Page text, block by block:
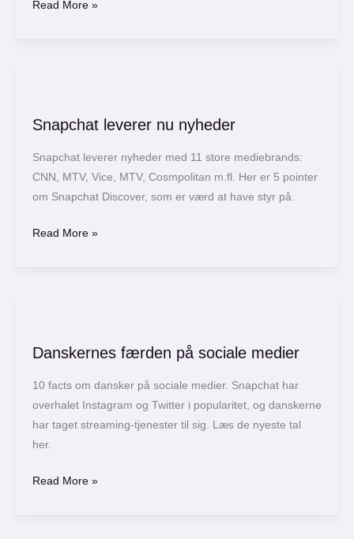
Read More »
Snapchat leverer nu nyheder
Snapchat leverer nyheder med 11 store mediebrands:
CNN, MTV, Vice, MTV, Cosmpolitan m.fl. Her er 5 pointer
om Snapchat Discover, som er værd at have styr på.
nu
Read More »
Danskernes færden på sociale medier
10 facts om dansker på sociale medier. Snapchat har
overhalet Instagram og Twitter i popularitet, og danskerne
har taget streaming-tjenester til sig. Læs de nyeste tal
her.
på
Read More »